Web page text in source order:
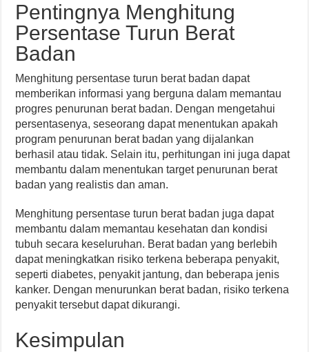
Pentingnya Menghitung
Persentase Turun Berat
Badan
Menghitung persentase turun berat badan dapat
memberikan informasi yang berguna dalam memantau
progres penurunan berat badan. Dengan mengetahui
persentasenya, seseorang dapat menentukan apakah
program penurunan berat badan yang dijalankan
berhasil atau tidak. Selain itu, perhitungan ini juga dapat
membantu dalam menentukan target penurunan berat
badan yang realistis dan aman.
Menghitung persentase turun berat badan juga dapat
membantu dalam memantau kesehatan dan kondisi
tubuh secara keseluruhan. Berat badan yang berlebih
dapat meningkatkan risiko terkena beberapa penyakit,
seperti diabetes, penyakit jantung, dan beberapa jenis
kanker. Dengan menurunkan berat badan, risiko terkena
penyakit tersebut dapat dikurangi.
Kesimpulan